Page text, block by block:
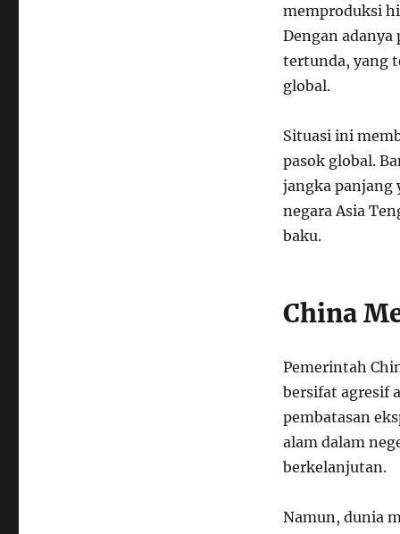
memproduksi
Dengan
tertunda, yang
global.
Situasi ini
pasok global.
jangka panjang
negara Asia
baku.
China
Pemerintah
bersifat agresif
pembatasan
alam dalam
berkelanjutan.
Namun, dunia